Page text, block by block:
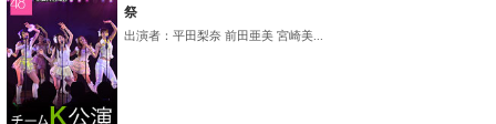
祭
出演者：平田梨奈 前田亜美 宮崎美...